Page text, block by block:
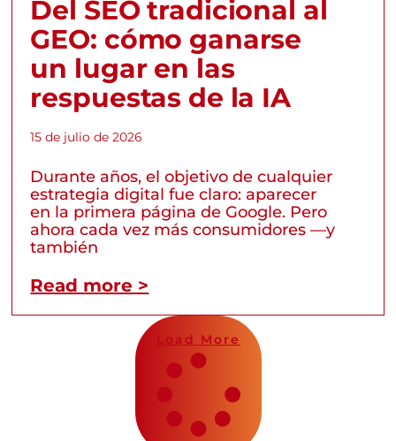
Del SEO tradicional al
GEO: cómo ganarse
un lugar en las
respuestas de la IA
15 de julio de 2026
Durante años, el objetivo de cualquier
estrategia digital fue claro: aparecer
en la primera página de Google. Pero
ahora cada vez más consumidores —y
también
Read more >
Load More